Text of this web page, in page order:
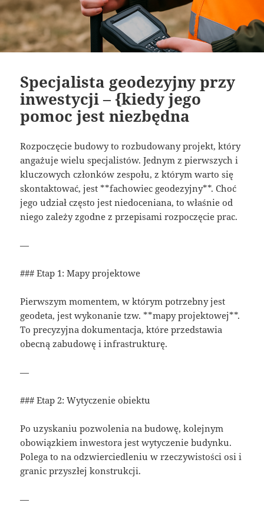
Specjalista geodezyjny przy
inwestycji – {kiedy jego
pomoc jest niezbędna
Rozpoczęcie budowy to rozbudowany projekt, który
angażuje wielu specjalistów. Jednym z pierwszych i
kluczowych członków zespołu, z którym warto się
skontaktować, jest **fachowiec geodezyjny**. Choć
jego udział często jest niedoceniana, to właśnie od
niego zależy zgodne z przepisami rozpoczęcie prac.
—
### Etap 1: Mapy projektowe
Pierwszym momentem, w którym potrzebny jest
geodeta, jest wykonanie tzw. **mapy projektowej**.
To precyzyjna dokumentacja, które przedstawia
obecną zabudowę i infrastrukturę.
—
### Etap 2: Wytyczenie obiektu
Po uzyskaniu pozwolenia na budowę, kolejnym
obowiązkiem inwestora jest wytyczenie budynku.
Polega to na odzwierciedleniu w rzeczywistości osi i
granic przyszłej konstrukcji.
—